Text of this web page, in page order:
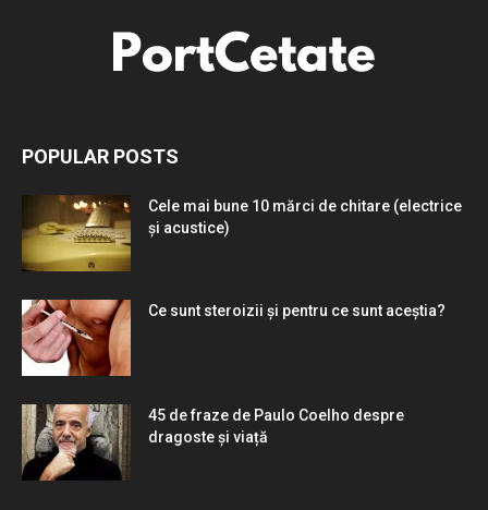
POPULAR POSTS
Cele mai bune 10 mărci de chitare (electrice
și acustice)
Ce sunt steroizii și pentru ce sunt aceștia?
45 de fraze de Paulo Coelho despre
dragoste și viață